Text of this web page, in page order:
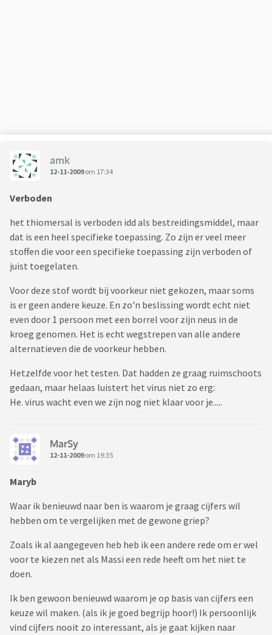
amk
12-11-2009om 17:34
Verboden
het thiomersal is verboden idd als bestreidingsmiddel, maar
dat is een heel specifieke toepassing. Zo zijn er veel meer
stoffen die voor een specifieke toepassing zijn verboden of
juist toegelaten.
Voor deze stof wordt bij voorkeur niet gekozen, maar soms
is er geen andere keuze. En zo'n beslissing wordt echt niet
even door 1 persoon met een borrel voor zijn neus in de
kroeg genomen. Het is echt wegstrepen van alle andere
alternatieven die de voorkeur hebben.
Hetzelfde voor het testen. Dat hadden ze graag ruimschoots
gedaan, maar helaas luistert het virus niet zo erg:
He. virus wacht even we zijn nog niet klaar voor je.....
MarSy
12-11-2009om 19:35
Maryb
Waar ik benieuwd naar ben is waarom je graag cijfers wil
hebben om te vergelijken met de gewone griep?
Zoals ik al aangegeven heb heb ik een andere rede om er wel
voor te kiezen net als Massi een rede heeft om het niet te
doen.
Ik ben gewoon benieuwd waarom je op basis van cijfers een
keuze wil maken. (als ik je goed begrijp hoor!) Ik persoonlijk
vind cijfers nooit zo interessant, als je gaat kijken naar